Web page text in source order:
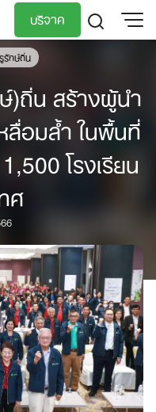
บริจาค
รักษ์ถิ่น
)ถิ่น สร้างผู้นำ
ลื่อมล้ำ ในพื้นที่
โรงเรียน
ศ